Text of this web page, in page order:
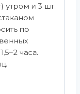
утром и 3 шт.
по
часа.